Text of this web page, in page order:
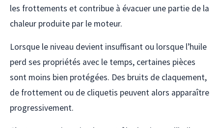
les frottements et contribue à évacuer une partie de la
chaleur produite par le moteur.
Lorsque le niveau devient insuffisant ou lorsque l’huile
perd ses propriétés avec le temps, certaines pièces
sont moins bien protégées. Des bruits de claquement,
de frottement ou de cliquetis peuvent alors apparaître
progressivement.